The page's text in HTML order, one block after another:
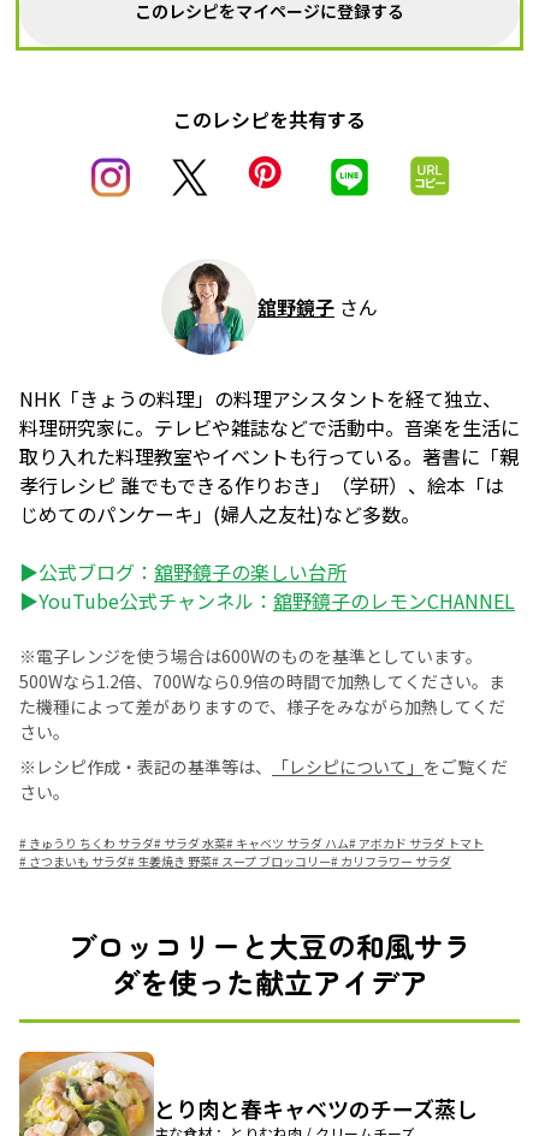
このレシピをマイページに登録する
このレシピを共有する
舘野鏡子 さん
NHK「きょうの料理」の料理アシスタントを経て独立、
料理研究家に。テレビや雑誌などで活動中。音楽を生活に
取り入れた料理教室やイベントも行っている。著書に「親
孝行レシピ 誰でもできる作りおき」（学研）、絵本「は
じめてのパンケーキ」(婦人之友社)など多数。
▶公式ブログ： 舘野鏡子の楽しい台所
▶YouTube公式チャンネル： 舘野鏡子のレモンCHANNEL
※電子レンジを使う場合は600Wのものを基準としています。
500Wなら1.2倍、700Wなら0.9倍の時間で加熱してください。ま
た機種によって差がありますので、様子をみながら加熱してくだ
さい。
※レシピ作成・表記の基準等は、
「レシピについて」 をご覧くだ
さい。
# きゅうり ちくわ サラダ# サラダ 水菜# キャベツ サラダ ハム# アボカド サラダ トマト
# さつまいも サラダ# 生姜焼き 野菜# スープ ブロッコリー# カリフラワー サラダ
ブロッコリーと大豆の和風サラ
ダを使った献立アイデア
とり肉と春キャベツのチーズ蒸し